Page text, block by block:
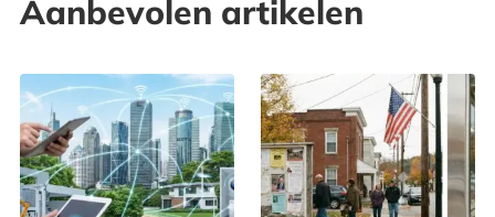
Aanbevolen artikelen